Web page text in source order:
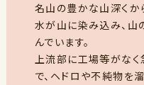
名山の豊かな山深くか
水が山に染み込み、山
んでいます。
上流部に工場等がな
で、ヘドロや不純物を